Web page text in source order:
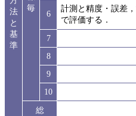
法
と
基
準
毎
6
計測と精度・誤差
で評価する．
7
8
9
10
総